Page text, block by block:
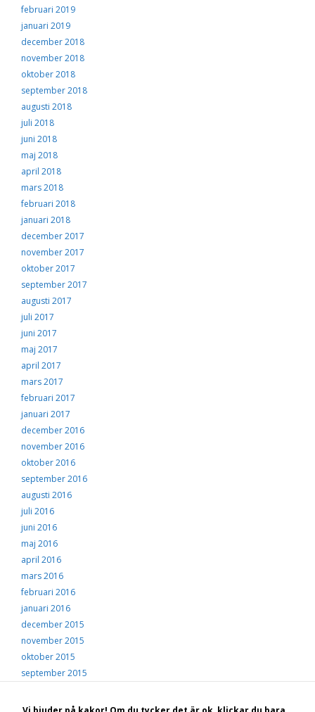
februari 2019
januari 2019
december 2018
november 2018
oktober 2018
september 2018
augusti 2018
juli 2018
juni 2018
maj 2018
april 2018
mars 2018
februari 2018
januari 2018
december 2017
november 2017
oktober 2017
september 2017
augusti 2017
juli 2017
juni 2017
maj 2017
april 2017
mars 2017
februari 2017
januari 2017
december 2016
november 2016
oktober 2016
september 2016
augusti 2016
juli 2016
juni 2016
maj 2016
april 2016
mars 2016
februari 2016
januari 2016
december 2015
november 2015
oktober 2015
september 2015
juli 2015